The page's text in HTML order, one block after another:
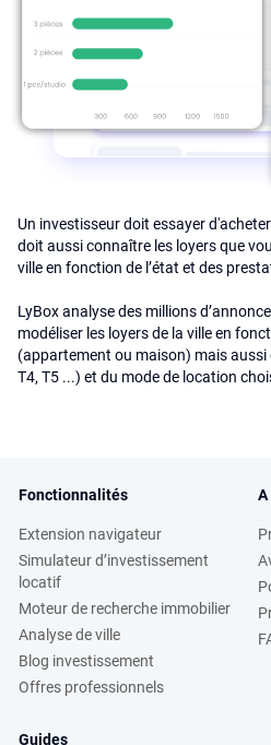
Un investisseur doit essayer
doit aussi connaître les loyers que
ville en fonction de l’état et des
LyBox analyse des millions
modéliser les loyers de la ville en
(appartement ou maison) mais aussi
T4, T5 ...) et du mode de location
Fonctionnalités
Extension navigateur
Simulateur d’investissement
locatif
Moteur de recherche immobilier
Analyse de ville
Blog investissement
Offres professionnels
A
Guides